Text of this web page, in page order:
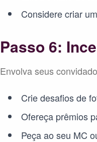
Considere criar
Passo 6:
Envolva seus
Crie desafios de
Ofereça prêmios
Peça ao seu MC